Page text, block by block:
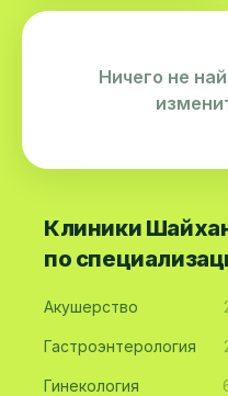
Ничего не
Клиники
по
Акушерство
Гастроэнтерология
Гинекология